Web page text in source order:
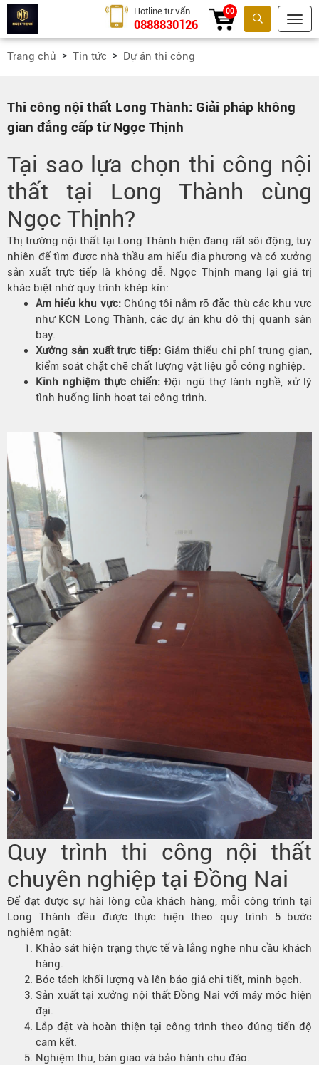
Tìm kiếm
Hotline tư vấn
0888830126
00
Trang chủ Tin tức Dự án thi công
Thi công nội thất Long Thành: Giải pháp không
gian đẳng cấp từ Ngọc Thịnh
Tại sao lựa chọn thi công nội
thất tại Long Thành cùng
Ngọc Thịnh?
Thị trường nội thất tại Long Thành hiện đang rất sôi động, tuy
nhiên để tìm được nhà thầu am hiểu địa phương và có xưởng
sản xuất trực tiếp là không dễ. Ngọc Thịnh mang lại giá trị
khác biệt nhờ quy trình khép kín:
Am hiểu khu vực:Chúng tôi nắm rõ đặc thù các khu vực
như KCN Long Thành, các dự án khu đô thị quanh sân
bay.
Xưởng sản xuất trực tiếp: Giảm thiểu chi phí trung gian,
kiểm soát chặt chẽ chất lượng vật liệu gỗ công nghiệp.
Kinh nghiệm thực chiến: Đội ngũ thợ lành nghề, xử lý
tình huống linh hoạt tại công trình.
Quy trình thi công nội thất
chuyên nghiệp tại Đồng Nai
Để đạt được sự hài lòng của khách hàng, mỗi công trình tại
Long Thành đều được thực hiện theo quy trình 5 bước
nghiêm ngặt:
Khảo sát hiện trạng thực tế và lắng nghe nhu cầu khách
hàng.
Bóc tách khối lượng và lên báo giá chi tiết, minh bạch.
Sản xuất tại xưởng nội thất Đồng Nai với máy móc hiện
đại.
Lắp đặt và hoàn thiện tại công trình theo đúng tiến độ
cam kết.
Nghiệm thu, bàn giao và bảo hành chu đáo.